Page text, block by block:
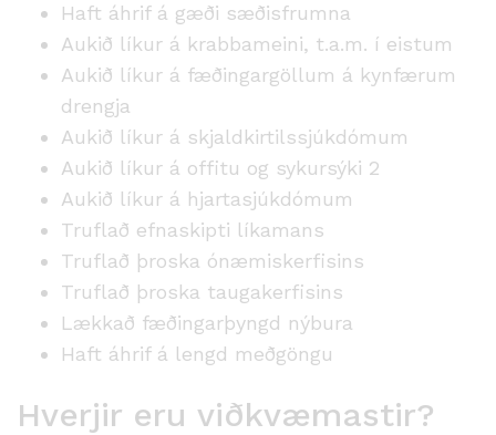
Haft áhrif á gæði sæðisfrumna
Aukið líkur á krabbameini, t.a.m. í eistum
Aukið líkur á fæðingargöllum á kynfærum
drengja
Aukið líkur á skjaldkirtilssjúkdómum
Aukið líkur á offitu og sykursýki 2
Aukið líkur á hjartasjúkdómum
Truflað efnaskipti líkamans
Truflað þroska ónæmiskerfisins
Truflað þroska taugakerfisins
Lækkað fæðingarþyngd nýbura
Haft áhrif á lengd meðgöngu
Hverjir eru viðkvæmastir?